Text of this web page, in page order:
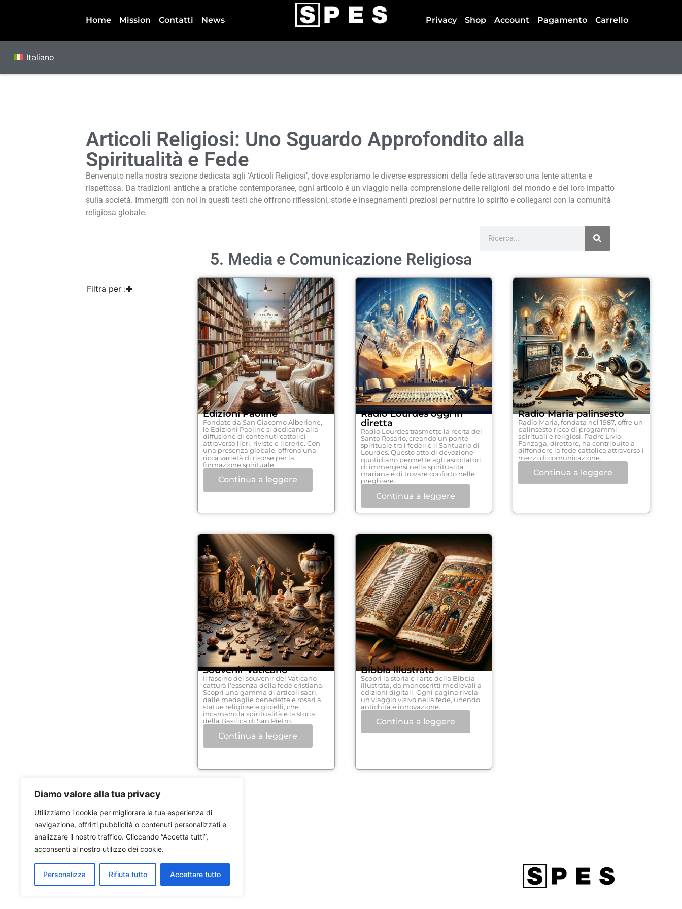
Diamo valore alla tua privacy
Utilizziamo i cookie per migliorare la tua esperienza di
navigazione, offrirti pubblicità o contenuti personalizzati e
analizzare il nostro traffico. Cliccando “Accetta tutti”,
acconsenti al nostro utilizzo dei cookie.
Personalizza Rifiuta tutto Accettare tutto
Home Mission Contatti News Privacy Shop Account Pagamento Carrello
Italiano
Articoli Religiosi: Uno Sguardo Approfondito alla
Spiritualità e Fede
Benvenuto nella nostra sezione dedicata agli ‘Articoli Religiosi’, dove esploriamo le diverse espressioni della fede attraverso una lente attenta e
rispettosa. Da tradizioni antiche a pratiche contemporanee, ogni articolo è un viaggio nella comprensione delle religioni del mondo e del loro impatto
sulla società. Immergiti con noi in questi testi che offrono riflessioni, storie e insegnamenti preziosi per nutrire lo spirito e collegarci con la comunità
religiosa globale.
5. Media e Comunicazione Religiosa
Filtra per :
Edizioni Paoline
Fondate da San Giacomo Alberione,
le Edizioni Paoline si dedicano alla
diffusione di contenuti cattolici
attraverso libri, riviste e librerie. Con
una presenza globale, offrono una
ricca varietà di risorse per la
formazione spirituale.
Continua a leggere
Radio Lourdes oggi in
diretta
Radio Lourdes trasmette la recita del
Santo Rosario, creando un ponte
spirituale tra i fedeli e il Santuario di
Lourdes. Questo atto di devozione
quotidiano permette agli ascoltatori
di immergersi nella spiritualità
mariana e di trovare conforto nelle
preghiere.
Continua a leggere
Radio Maria palinsesto
Radio Maria, fondata nel 1987, offre un
palinsesto ricco di programmi
spirituali e religiosi. Padre Livio
Fanzaga, direttore, ha contribuito a
diffondere la fede cattolica attraverso i
mezzi di comunicazione.
Continua a leggere
Souvenir Vaticano
Il fascino dei souvenir del Vaticano
cattura l'essenza della fede cristiana.
Scopri una gamma di articoli sacri,
dalle medaglie benedette e rosari a
statue religiose e gioielli, che
incarnano la spiritualità e la storia
della Basilica di San Pietro.
Continua a leggere
Bibbia illustrata
Scopri la storia e l'arte della Bibbia
illustrata, da manoscritti medievali a
edizioni digitali. Ogni pagina rivela
un viaggio visivo nella fede, unendo
antichità e innovazione.
Continua a leggere